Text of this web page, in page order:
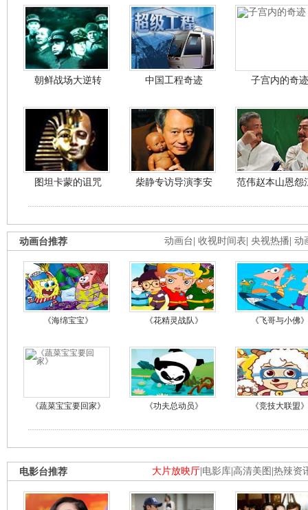
朝鲜战场大逆转 中国工程奇迹 子宫内的奇迹
图坦卡蒙的诅咒 柴静专访导演李安 范伟赵本山恩怨
动画台 收视时间表 央视热播 动
动画台推荐
《海绵宝宝》 《花精灵战队》 《飞哥与小佛》
《蔬菜宝宝要回家》 《功夫总动员》 《竞技大联盟》
大片放映厅 电影库 高清美图 热辣资
电影台推荐